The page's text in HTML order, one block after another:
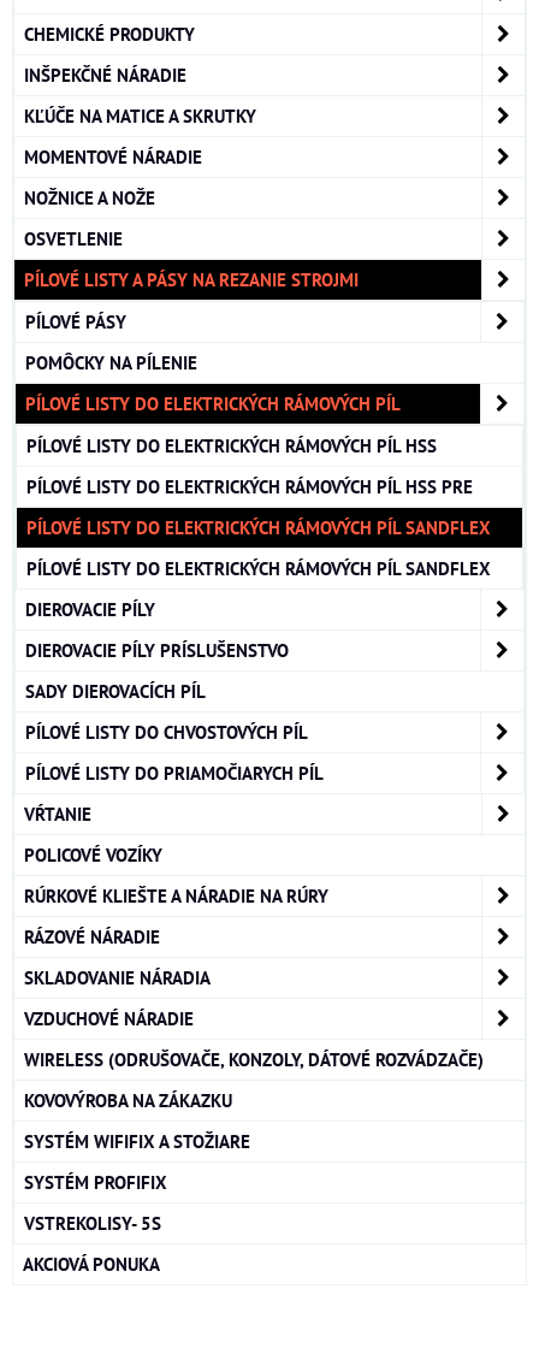
CHEMICKÉ PRODUKTY
INŠPEKČNÉ NÁRADIE
KĽÚČE NA MATICE A SKRUTKY
MOMENTOVÉ NÁRADIE
NOŽNICE A NOŽE
OSVETLENIE
PÍLOVÉ LISTY A PÁSY NA REZANIE STROJMI
PÍLOVÉ PÁSY
POMÔCKY NA PÍLENIE
PÍLOVÉ LISTY DO ELEKTRICKÝCH RÁMOVÝCH PÍL
PÍLOVÉ LISTY DO ELEKTRICKÝCH RÁMOVÝCH PÍL HSS
PÍLOVÉ LISTY DO ELEKTRICKÝCH RÁMOVÝCH PÍL HSS PRE
PÍLOVÉ LISTY DO ELEKTRICKÝCH RÁMOVÝCH PÍL SANDFLEX
PÍLOVÉ LISTY DO ELEKTRICKÝCH RÁMOVÝCH PÍL SANDFLEX
DIEROVACIE PÍLY
DIEROVACIE PÍLY PRÍSLUŠENSTVO
SADY DIEROVACÍCH PÍL
PÍLOVÉ LISTY DO CHVOSTOVÝCH PÍL
PÍLOVÉ LISTY DO PRIAMOČIARYCH PÍL
VŔTANIE
POLICOVÉ VOZÍKY
RÚRKOVÉ KLIEŠTE A NÁRADIE NA RÚRY
RÁZOVÉ NÁRADIE
SKLADOVANIE NÁRADIA
VZDUCHOVÉ NÁRADIE
WIRELESS (ODRUŠOVAČE, KONZOLY, DÁTOVÉ ROZVÁDZAČE)
KOVOVÝROBA NA ZÁKAZKU
SYSTÉM WIFIFIX A STOŽIARE
SYSTÉM PROFIFIX
VSTREKOLISY- 5S
AKCIOVÁ PONUKA